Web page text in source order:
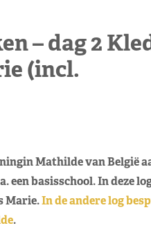
– dag 2
(incl.
Mathilde van België
basisschool. In deze
Marie.In de andere log
.